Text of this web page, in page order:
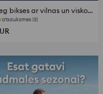
Wide leg bikses ar vilnas un viskozes piejaukumu
atsauksmes (3)